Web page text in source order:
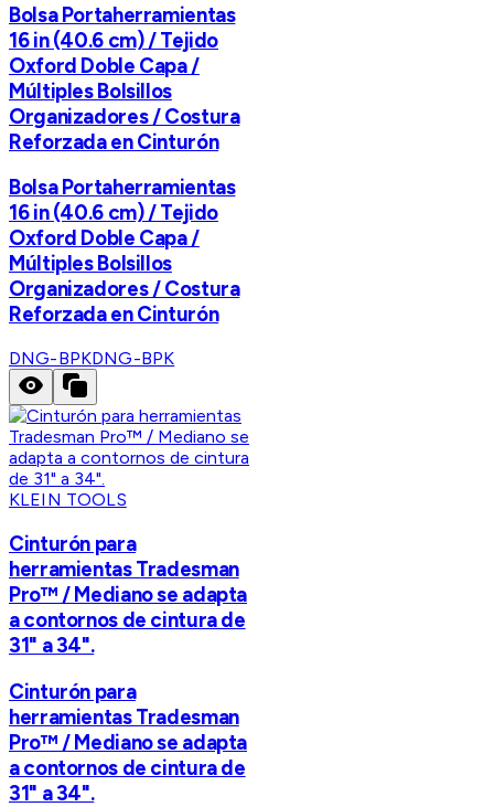
Bolsa Portaherramientas
16 in (40.6 cm) / Tejido
Oxford Doble Capa /
Múltiples Bolsillos
Organizadores / Costura
Reforzada en Cinturón
Bolsa Portaherramientas
16 in (40.6 cm) / Tejido
Oxford Doble Capa /
Múltiples Bolsillos
Organizadores / Costura
Reforzada en Cinturón
DNG-BPKDNG-BPK
KLEIN TOOLS
Cinturón para
herramientas Tradesman
Pro™ / Mediano se adapta
a contornos de cintura de
31" a 34".
Cinturón para
herramientas Tradesman
Pro™ / Mediano se adapta
a contornos de cintura de
31" a 34".